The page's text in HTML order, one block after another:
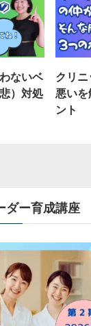
ないベ
）対処
クリ
悪い
ント
ダー育成講座